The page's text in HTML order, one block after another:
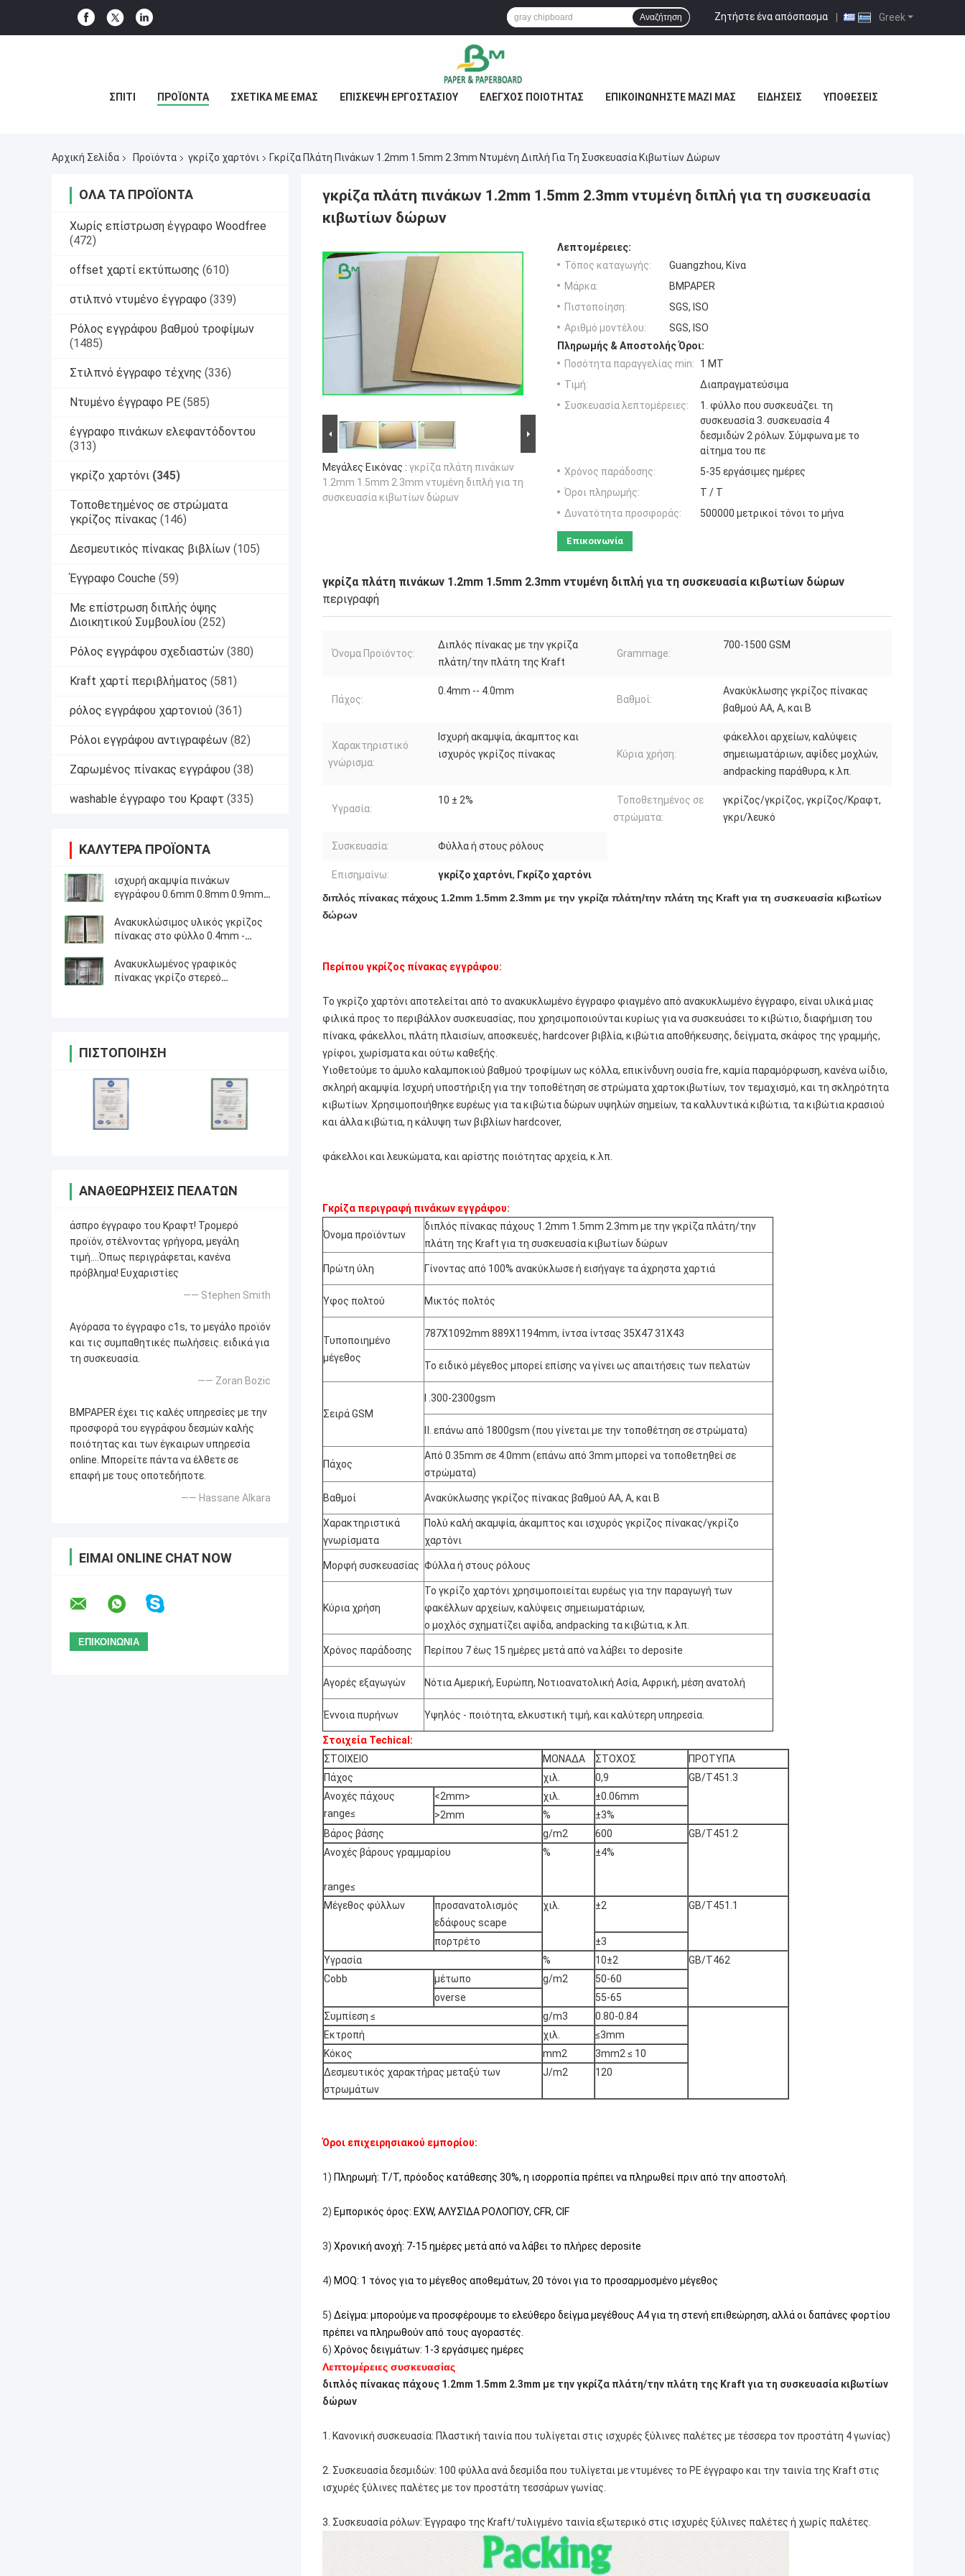
Greek
Ζητήστε ένα απόσπασμα |
Αναζήτηση
ΣΠΊΤΙ ΠΡΟΪΌΝΤΑ ΣΧΕΤΙΚΆ ΜΕ ΕΜΆΣ ΕΠΙΣΚΕΨΉ ΕΡΓΟΣΤΑΣΊΟΥ ΈΛΕΓΧΟΣ ΠΟΙΌΤΗΤΑΣ ΕΠΙΚΟΙΝΩΝΉΣΤΕ ΜΑΖΊ ΜΑΣ ΕΙΔΉΣΕΙΣ ΥΠΟΘΈΣΕΙΣ
Αρχική Σελίδα Προϊόντα γκρίζο χαρτόνι Γκρίζα Πλάτη Πινάκων 1.2mm 1.5mm 2.3mm Ντυμένη Διπλή Για Τη Συσκευασία Κιβωτίων Δώρων
ΌΛΑ ΤΑ ΠΡΟΪΌΝΤΑ
Χωρίς επίστρωση έγγραφο Woodfree
(472)
offset χαρτί εκτύπωσης (610)
στιλπνό ντυμένο έγγραφο (339)
Ρόλος εγγράφου βαθμού τροφίμων
(1485)
Στιλπνό έγγραφο τέχνης (336)
Ντυμένο έγγραφο PE (585)
έγγραφο πινάκων ελεφαντόδοντου
(313)
γκρίζο χαρτόνι (345)
Τοποθετημένος σε στρώματα
γκρίζος πίνακας (146)
Δεσμευτικός πίνακας βιβλίων (105)
Έγγραφο Couche (59)
Με επίστρωση διπλής όψης
Διοικητικού Συμβουλίου (252)
Ρόλος εγγράφου σχεδιαστών (380)
Kraft χαρτί περιβλήματος (581)
ρόλος εγγράφου χαρτονιού (361)
Ρόλοι εγγράφου αντιγραφέων (82)
Ζαρωμένος πίνακας εγγράφου (38)
washable έγγραφο του Κραφτ (335)
ΚΑΛΎΤΕΡΑ ΠΡΟΪΌΝΤΑ
ισχυρή ακαμψία πινάκων
εγγράφου 0.6mm 0.8mm 0.9mm
Ανακυκλώσιμος υλικός γκρίζος
πίνακας στο φύλλο 0.4mm -
δαχτυλιδιών
Ανακυκλωμένος γραφικός
πίνακας γκρίζο στερεό
ΠΙΣΤΟΠΟΊΗΣΗ
ΑΝΑΘΕΩΡΉΣΕΙΣ ΠΕΛΑΤΏΝ
άσπρο έγγραφο του Κραφτ! Τρομερό
προϊόν, στέλνοντας γρήγορα, μεγάλη
τιμή….Όπως περιγράφεται, κανένα
πρόβλημα! Ευχαριστίες
—— Stephen Smith
Αγόρασα το έγγραφο c1s, το μεγάλο προϊόν
και τις συμπαθητικές πωλήσεις. ειδικά για
τη συσκευασία.
—— Zoran Bozic
BMPAPER έχει τις καλές υπηρεσίες με την
προσφορά του εγγράφου δεσμών καλής
ποιότητας και των έγκαιρων υπηρεσία
online. Μπορείτε πάντα να έλθετε σε
επαφή με τους οποτεδήποτε.
—— Hassane Alkara
ΕΊΜΑΙ ONLINE CHAT NOW
γκρίζα πλάτη πινάκων 1.2mm 1.5mm 2.3mm ντυμένη διπλή για τη συσκευασία
κιβωτίων δώρων
Μεγάλες Εικόνας : γκρίζα πλάτη πινάκων
1.2mm 1.5mm 2.3mm ντυμένη διπλή για τη
συσκευασία κιβωτίων δώρων
Λεπτομέρειες:
Τόπος καταγωγής:
Guangzhou, Κίνα
Μάρκα:
BMPAPER
Πιστοποίηση:
SGS, ISO
Αριθμό μοντέλου:
SGS, ISO
Πληρωμής & Αποστολής Όροι:
Ποσότητα παραγγελίας min:
1 MT
Τιμή:
Διαπραγματεύσιμα
Συσκευασία λεπτομέρειες:
1. φύλλο που συσκευάζει. τη
συσκευασία 3. συσκευασία 4
δεσμιδών 2 ρόλων. Σύμφωνα με το
αίτημα του πε
Χρόνος παράδοσης:
5-35 εργάσιμες ημέρες
Όροι πληρωμής:
T / T
Δυνατότητα προσφοράς:
500000 μετρικοί τόνοι το μήνα
Επικοινωνία
γκρίζα πλάτη πινάκων 1.2mm 1.5mm 2.3mm ντυμένη διπλή για τη συσκευασία κιβωτίων δώρων
περιγραφή
Όνομα Προϊόντος:
Διπλός πίνακας με την γκρίζα
πλάτη/την πλάτη της Kraft
Grammage:
700-1500 GSM
Πάχος:
0.4mm -- 4.0mm
Βαθμοί:
Ανακύκλωσης γκρίζος πίνακας
βαθμού AA, Α, και Β
Χαρακτηριστικό
γνώρισμα:
Ισχυρή ακαμψία, άκαμπτος και
ισχυρός γκρίζος πίνακας
Κύρια χρήση:
φάκελλοι αρχείων, καλύψεις
σημειωματάριων, αψίδες μοχλών,
andpacking παράθυρα, κ.λπ.
Υγρασία:
10 ± 2%
Τοποθετημένος σε
στρώματα:
γκρίζος/γκρίζος, γκρίζος/Κραφτ,
γκρι/λευκό
Συσκευασία: Φύλλα ή στους ρόλους
Επισημαίνω: γκρίζο χαρτόνι, Γκρίζο χαρτόνι
διπλός πίνακας πάχους 1.2mm 1.5mm 2.3mm με την γκρίζα πλάτη/την πλάτη της Kraft για τη συσκευασία κιβωτίων
δώρων
Περίπου γκρίζος πίνακας εγγράφου:
Το γκρίζο χαρτόνι αποτελείται από το ανακυκλωμένο έγγραφο φιαγμένο από ανακυκλωμένο έγγραφο, είναι υλικά μιας
φιλικά προς το περιβάλλον συσκευασίας, που χρησιμοποιούνται κυρίως για να συσκευάσει το κιβώτιο, διαφήμιση του
πίνακα, φάκελλοι, πλάτη πλαισίων, αποσκευές, hardcover βιβλία, κιβώτια αποθήκευσης, δείγματα, σκάφος της γραμμής,
γρίφοι, χωρίσματα και ούτω καθεξής.
Υιοθετούμε το άμυλο καλαμποκιού βαθμού τροφίμων ως κόλλα, επικίνδυνη ουσία fre, καμία παραμόρφωση, κανένα ωίδιο,
σκληρή ακαμψία. Ισχυρή υποστήριξη για την τοποθέτηση σε στρώματα χαρτοκιβωτίων, τον τεμαχισμό, και τη σκληρότητα
κιβωτίων. Χρησιμοποιήθηκε ευρέως για τα κιβώτια δώρων υψηλών σημείων, τα καλλυντικά κιβώτια, τα κιβώτια κρασιού
και άλλα κιβώτια, η κάλυψη των βιβλίων hardcover,
φάκελλοι και λευκώματα, και αρίστης ποιότητας αρχεία, κ.λπ.
Γκρίζα περιγραφή πινάκων εγγράφου:
Όνομα προϊόντων
διπλός πίνακας πάχους 1.2mm 1.5mm 2.3mm με την γκρίζα πλάτη/την
πλάτη της Kraft για τη συσκευασία κιβωτίων δώρων
Πρώτη ύλη Γίνοντας από 100% ανακύκλωσε ή εισήγαγε τα άχρηστα χαρτιά
Ύφος πολτού Μικτός πολτός
Τυποποιημένο
μέγεθος
787X1092mm 889X1194mm, ίντσα ίντσας 35X47 31X43
Το ειδικό μέγεθος μπορεί επίσης να γίνει ως απαιτήσεις των πελατών
Σειρά GSM
Ⅰ .300-2300gsm
Ⅱ. επάνω από 1800gsm (που γίνεται με την τοποθέτηση σε στρώματα)
Πάχος
Από 0.35mm σε 4.0mm (επάνω από 3mm μπορεί να τοποθετηθεί σε
στρώματα)
Βαθμοί Ανακύκλωσης γκρίζος πίνακας βαθμού AA, Α, και Β
Χαρακτηριστικά
γνωρίσματα
Πολύ καλή ακαμψία, άκαμπτος και ισχυρός γκρίζος πίνακας/γκρίζο
χαρτόνι
Μορφή συσκευασίας Φύλλα ή στους ρόλους
Κύρια χρήση
Το γκρίζο χαρτόνι χρησιμοποιείται ευρέως για την παραγωγή των
φακέλλων αρχείων, καλύψεις σημειωματάριων,
ο μοχλός σχηματίζει αψίδα, andpacking τα κιβώτια, κ.λπ.
Χρόνος παράδοσης Περίπου 7 έως 15 ημέρες μετά από να λάβει το deposite
Αγορές εξαγωγών Νότια Αμερική, Ευρώπη, Νοτιοανατολική Ασία, Αφρική, μέση ανατολή
Έννοια πυρήνων Υψηλός - ποιότητα, ελκυστική τιμή, και καλύτερη υπηρεσία.
Στοιχεία Techical:
ΣΤΟΙΧΕΙΟ
ΜΟΝΑΔΑ ΣΤΟΧΟΣ
ΠΡΟΤΥΠΑ
Πάχος
χιλ. 0,9
GB/T451.3
Ανοχές πάχους
range≤
<2mm> χιλ.
±0.06mm
>2mm
%
±3%
Βάρος βάσης
g/m2 600
GB/T451.2
Ανοχές βάρους γραμμαρίου
range≤
% ±4%
Μέγεθος φύλλων
προσανατολισμός
εδάφους scape
χιλ. ±2 GB/T451.1
πορτρέτο
±3
Υγρασία
% 10±2
GB/T462
Cobb
μέτωπο g/m2
50-60
overse
55-65
Συμπίεση ≤
g/m3
0.80-0.84
Εκτροπή
χιλ.
≤3mm
Κόκος
mm2
3mm2 ≤ 10
Δεσμευτικός χαρακτήρας μεταξύ των
στρωμάτων
J/m2 120
Όροι επιχειρησιακού εμπορίου:
1) Πληρωμή: T/T, πρόοδος κατάθεσης 30%, η ισορροπία πρέπει να πληρωθεί πριν από την αποστολή.
2) Εμπορικός όρος: EXW, ΑΛΥΣΊΔΑ ΡΟΛΟΓΙΟΎ, CFR, CIF
3) Χρονική ανοχή: 7-15 ημέρες μετά από να λάβει το πλήρες deposite
4) MOQ: 1 τόνος για το μέγεθος αποθεμάτων, 20 τόνοι για το προσαρμοσμένο μέγεθος
5) Δείγμα: μπορούμε να προσφέρουμε το ελεύθερο δείγμα μεγέθους A4 για τη στενή επιθεώρηση, αλλά οι δαπάνες φορτίου
πρέπει να πληρωθούν από τους αγοραστές.
6) Χρόνος δειγμάτων: 1-3 εργάσιμες ημέρες
Λεπτομέρειες συσκευασίας
διπλός πίνακας πάχους 1.2mm 1.5mm 2.3mm με την γκρίζα πλάτη/την πλάτη της Kraft για τη συσκευασία κιβωτίων
δώρων
1. Κανονική συσκευασία: Πλαστική ταινία που τυλίγεται στις ισχυρές ξύλινες παλέτες με τέσσερα τον προστάτη 4 γωνίας)
2. Συσκευασία δεσμιδών: 100 φύλλα ανά δεσμίδα που τυλίγεται με ντυμένες το PE έγγραφο και την ταινία της Kraft στις
ισχυρές ξύλινες παλέτες με τον προστάτη τεσσάρων γωνίας.
3. Συσκευασία ρόλων: Έγγραφο της Kraft/τυλιγμένο ταινία εξωτερικό στις ισχυρές ξύλινες παλέτες ή χωρίς παλέτες.